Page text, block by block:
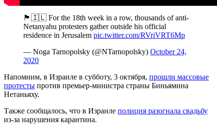
🏴🇮🇱 For the 18th week in a row, thousands of anti-
Netanyahu protesters gather outside his official
residence in Jerusalem pic.twitter.com/RVriVRT6Mp
— Noga Tarnopolsky (@NTarnopolsky) October 24,
2020
Напомним, в Израиле в субботу, 3 октября, прошли массовые
протесты против премьер-министра страны Биньямина
Нетаньяху.
Также сообщалось, что в Израиле полиция разогнала свадьбу
из-за нарушения карантина.